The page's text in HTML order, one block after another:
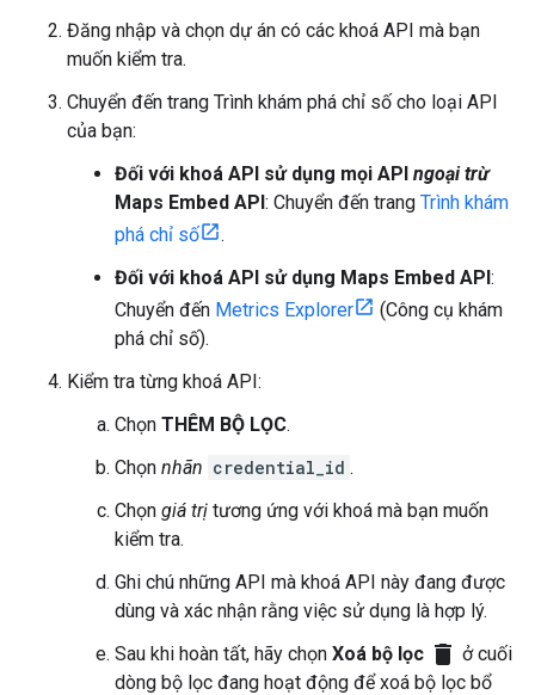
Đăng nhập và chọn dự án có các khoá API mà bạn
muốn kiểm tra.
Chuyển đến trang Trình khám phá chỉ số cho loại API
của bạn:
Đối với khoá API sử dụng mọi API ngoại trừ
Maps Embed API: Chuyển đến trang Trình khám
phá chỉ số
.
Đối với khoá API sử dụng Maps Embed API:
Chuyển đến Metrics Explorer
(Công cụ khám
phá chỉ số).
Kiểm tra từng khoá API:
Chọn THÊM BỘ LỌC.
Chọn nhãn credential_id .
Chọn giá trị tương ứng với khoá mà bạn muốn
kiểm tra.
Ghi chú những API mà khoá API này đang được
dùng và xác nhận rằng việc sử dụng là hợp lý.
Sau khi hoàn tất, hãy chọn Xoá bộ lọc delete ở cuối
dòng bộ lọc đang hoạt động để xoá bộ lọc bổ